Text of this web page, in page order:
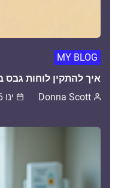
MY BLOG
איך להתקין לוחות
Donna Scott ינו 6, 2025